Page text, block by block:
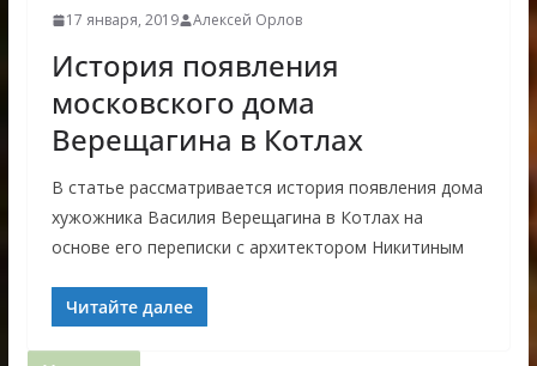
17 января, 2019 Алексей Орлов
История появления
московского дома
Верещагина в Котлах
В статье рассматривается история появления дома
хужожника Василия Верещагина в Котлах на
основе его переписки с архитектором Никитиным
Читайте далее